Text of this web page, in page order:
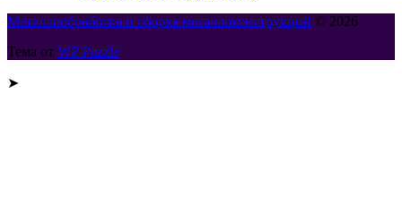
Металлообработка и сборка металлоконструкций © 2026
Тема от WP Puzzle
➤